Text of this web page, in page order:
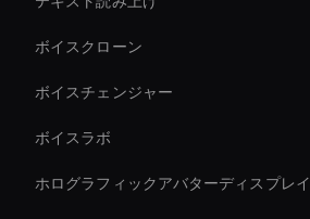
ボイスクローン
ボイスチェンジャー
ボイスラボ
ホログラフィックアバターディスプレイ